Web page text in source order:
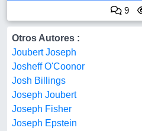
9
Otros Autores :
Joubert Joseph
Josheff O'Coonor
Josh Billings
Joseph Joubert
Joseph Fisher
Joseph Epstein